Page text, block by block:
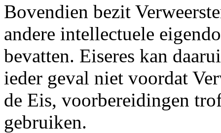
Bovendien bezit
andere intellectuele
bevatten. Eiseres kan
ieder geval niet voordat
de Eis, voorbereidingen
gebruiken.